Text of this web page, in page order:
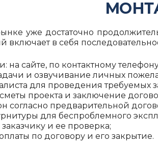
уже достаточно
включает в себя
на сайте, по контактному
и озвучивание личных
для проведения требуемых
проекта и заключение
согласно предварительной
для беспроблемного
и ее проверка;
по договору и его закрытие.